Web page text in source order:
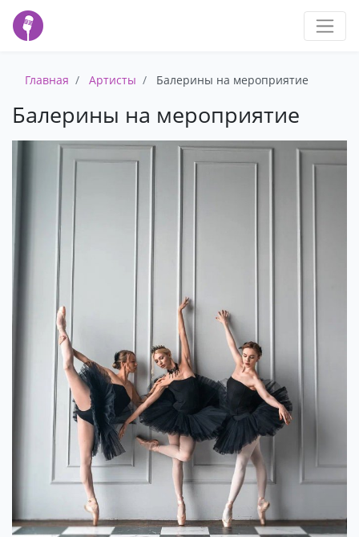
Главная Артисты Балерины на мероприятие
Балерины на мероприятие